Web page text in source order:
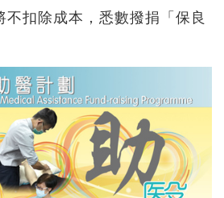
扣除成本，悉數撥捐「保良